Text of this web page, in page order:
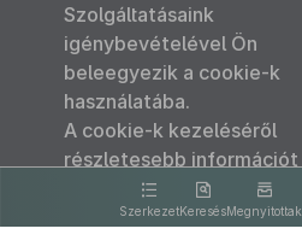
SzerkezetKeresésMegnyitottak
Szolgáltatásaink
igénybevételével Ön
beleegyezik a cookie-k
használatába.
A cookie-k kezeléséről
részletesebb információt
kattintva olvashat.